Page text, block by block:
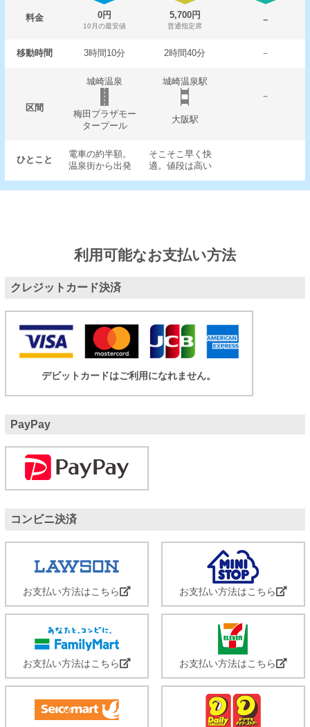
料金 0円
10月の最安値
5,700円
普通指定席
－
移動時間 3時間10分 2時間40分 －
区間
城崎温泉
城崎温泉駅
－
梅田プラザモー
タープール
大阪駅
ひとこと
電車の約半額。
温泉街から出発
そこそこ早く快
適。値段は高い
利用可能なお支払い方法
クレジットカード決済
デビットカードはご利用になれません。
PayPay
コンビニ決済
お支払い方法はこちら お支払い方法はこちら
お支払い方法はこちら お支払い方法はこちら